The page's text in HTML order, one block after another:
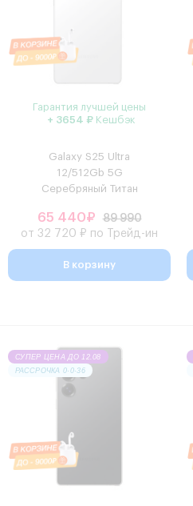
Гарантия лучшей цены
+ 3654 ₽ Кешбэк
Galaxy S25 Ultra
12/512Gb 5G
Серебряный Титан
65 440₽
89 990
от 32 720 ₽ по Трейд-ин
В корзину
СУПЕР ЦЕНА ДО 12.08
РАССРОЧКА 0·0·36